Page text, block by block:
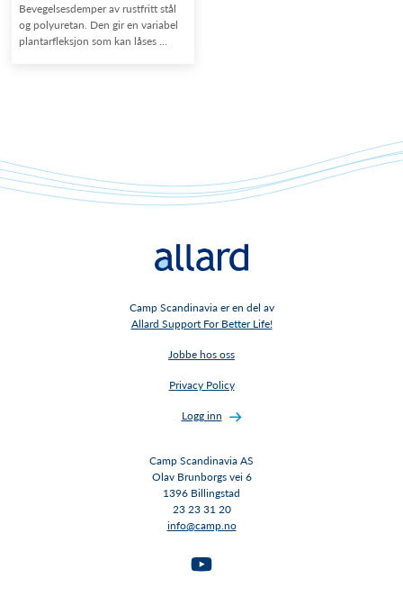
Bevegelsesdemper av rustfritt stål
og polyuretan. Den gir en variabel
plantarfleksjon som kan låses ...
Camp Scandinavia er en del av
Allard Support For Better Life!
Jobbe hos oss
Privacy Policy
Logg inn
Camp Scandinavia AS
Olav Brunborgs vei 6
1396 Billingstad​​​​​​​
23 23 31 20
info@camp.no